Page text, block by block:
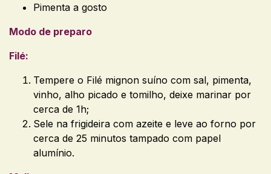
Pimenta a gosto
Modo de preparo
Filé:
Tempere o Filé mignon suíno com sal, pimenta,
vinho, alho picado e tomilho, deixe marinar por
cerca de 1h;
Sele na frigideira com azeite e leve ao forno por
cerca de 25 minutos tampado com papel
alumínio.